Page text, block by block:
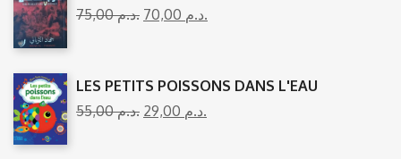
75,00
د.م. 70,00 د.م.
LES PETITS POISSONS DANS L'EAU
55,00
د.م. 29,00 د.م.